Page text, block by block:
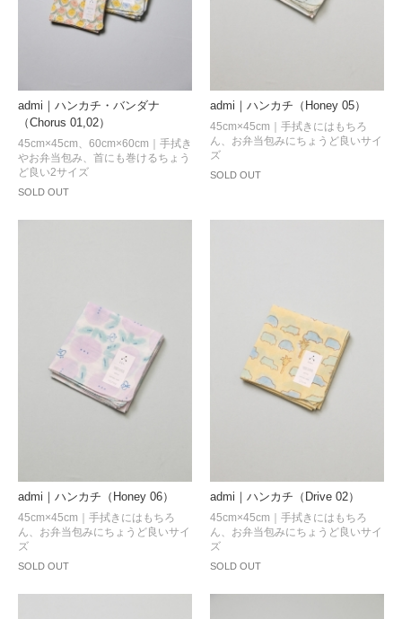
admi｜ハンカチ・バンダナ
（Chorus 01,02）
SOLD OUT
45cm×45cm、60cm×60cm｜手拭き
やお弁当包み、首にも巻けるちょう
ど良い2サイズ
admi｜ハンカチ（Honey 05）
SOLD OUT
45cm×45cm｜手拭きにはもちろ
ん、お弁当包みにちょうど良いサイ
ズ
admi｜ハンカチ（Honey 06）
SOLD OUT
45cm×45cm｜手拭きにはもちろ
ん、お弁当包みにちょうど良いサイ
ズ
admi｜ハンカチ（Drive 02）
SOLD OUT
45cm×45cm｜手拭きにはもちろ
ん、お弁当包みにちょうど良いサイ
ズ